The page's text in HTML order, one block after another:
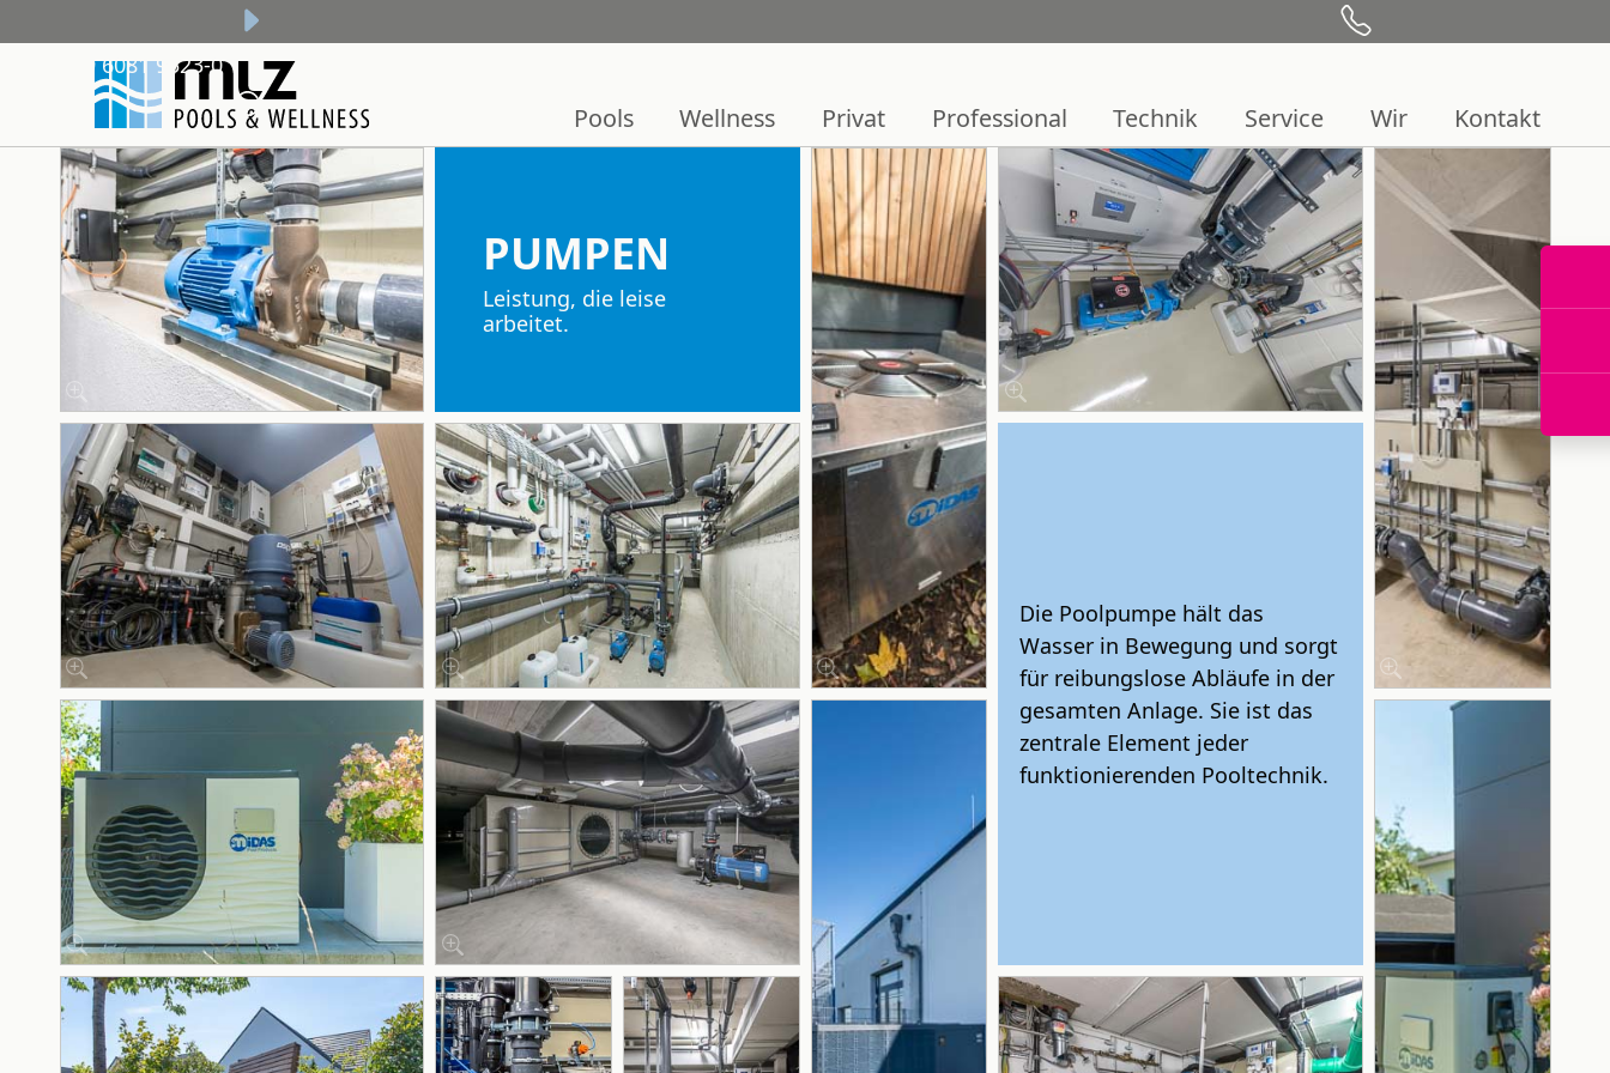
+49 6081 9523-0
Pools Wellness Privat Professional Technik Service Wir Kontakt
PUMPEN
Leistung, die leise
arbeitet.
Die Poolpumpe hält das
Wasser in Bewegung und sorgt
für reibungslose Abläufe in der
gesamten Anlage. Sie ist das
zentrale Element jeder
funktionierenden Pooltechnik.